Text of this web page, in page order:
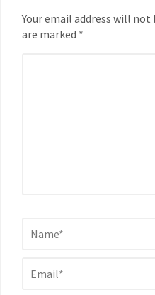
Your email address will
are marked *